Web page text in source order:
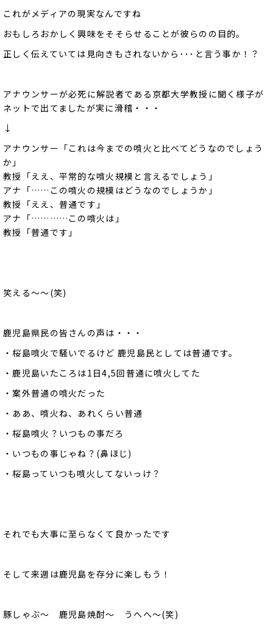
これがメディアの現実なんですね
おもしろおかしく興味をそそらせることが彼らのの目的。
正しく伝えていては見向きもされないから･･･と言う事か！？
アナウンサーが必死に解説者である京都大学教授に聞く様子が
ネットで出てましたが実に滑稽・・・
↓
アナウンサー「これは今までの噴火と比べてどうなのでしょう
か」
教授「ええ、平常的な噴火規模と言えるでしょう」
アナ「……この噴火の規模はどうなのでしょうか」
教授「ええ、普通です」
アナ「…………この噴火は」
教授「普通です」
笑える～～(笑)
鹿児島県民の皆さんの声は・・・
・桜島噴火で騒いでるけど 鹿児島民としては普通です。
・鹿児島いたころは1日4,5回普通に噴火してた
・案外普通の噴火だった
・ああ、噴火ね、あれくらい普通
・桜島噴火？いつもの事だろ
・いつもの事じゃね？(鼻ほじ)
・桜島っていつも噴火してないっけ？
それでも大事に至らなくて良かったです
そして来週は鹿児島を存分に楽しもう！
豚しゃぶ～ 鹿児島焼酎～ うへへ～(笑)